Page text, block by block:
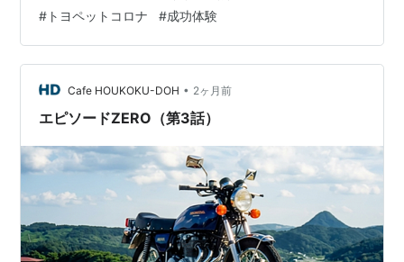
れて組み立ててみたい！」という強い衝動にかられた。
母親にせがみにせがみ、なんとか買ってもらうことがで
きた。最初言い出してから実際に手に入れるまでには、
結構な時間が掛かったように記憶している。 そして、つ
いに自分の手で組み立てて完成させた。…
# トヨペットコロナ #成功体験
Cafe HOUKOKU-DOH • 2ヶ月前
エピソードZERO（第3話）